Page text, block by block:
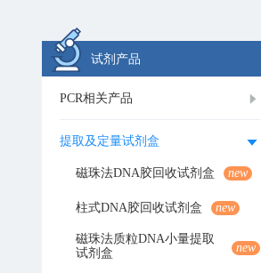
试剂产品
PCR相关产品
提取及定量试剂盒
磁珠法DNA胶回收试剂盒 new
柱式DNA胶回收试剂盒 new
磁珠法质粒DNA小量提取
试剂盒
new